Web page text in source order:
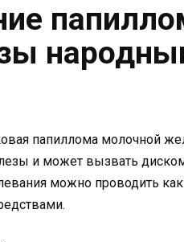
папиллома молочной
и может вызвать
можно проводить